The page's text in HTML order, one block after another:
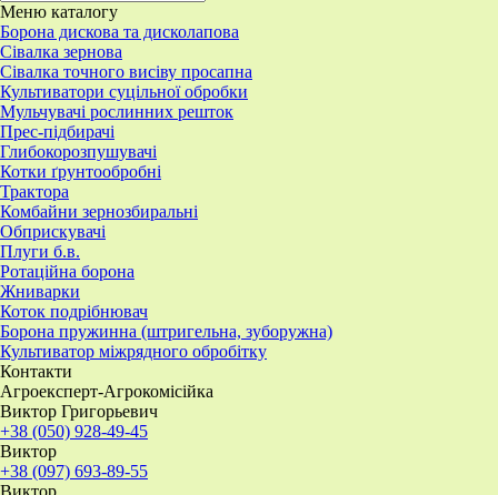
Меню каталогу
Борона дискова та дисколапова
Сівалка зернова
Сівалка точного висіву просапна
Культиватори суцільної обробки
Мульчувачі рослинних решток
Прес-підбирачі
Глибокорозпушувачі
Котки ґрунтообробні
Трактора
Комбайни зернозбиральні
Обприскувачі
Плуги б.в.
Ротаційна борона
Жниварки
Коток подрібнювач
Борона пружинна (штригельна, зуборужна)
​Культиватор міжрядного обробітку
Контакти
Агроексперт-Агрокомісійка
Виктор Григорьевич
+38 (050) 928-49-45
Виктор
+38 (097) 693-89-55
Виктор